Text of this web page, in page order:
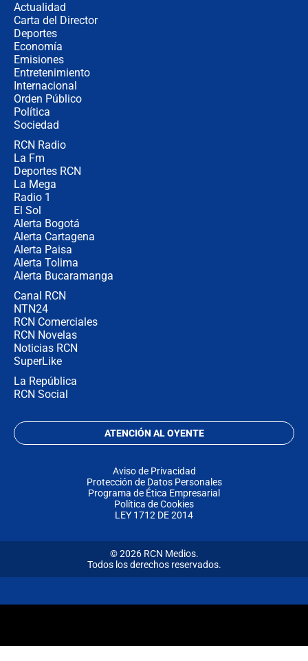
Actualidad
Carta del Director
Deportes
Economía
Emisiones
Entretenimiento
Internacional
Orden Público
Política
Sociedad
RCN Radio
La Fm
Deportes RCN
La Mega
Radio 1
El Sol
Alerta Bogotá
Alerta Cartagena
Alerta Paisa
Alerta Tolima
Alerta Bucaramanga
Canal RCN
NTN24
RCN Comerciales
RCN Novelas
Noticias RCN
SuperLike
La República
RCN Social
ATENCIÓN AL OYENTE
Aviso de Privacidad
Protección de Datos Personales
Programa de Ética Empresarial
Política de Cookies
LEY 1712 DE 2014
© 2026 RCN Medios.
Todos los derechos reservados.